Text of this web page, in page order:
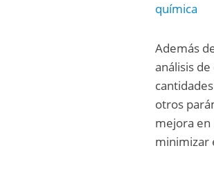
química
Además
análisis
otros
mejora en
minimizar